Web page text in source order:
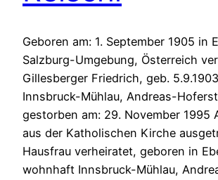
Geboren am: 1. September 1905 in
Salzburg-Umgebung, Österreich
Gillesberger Friedrich, geb.
Innsbruck-Mühlau, Andreas-
gestorben am: 29. November 1995
aus der Katholischen Kirche
Hausfrau verheiratet, geboren in
wohnhaft Innsbruck-Mühlau,